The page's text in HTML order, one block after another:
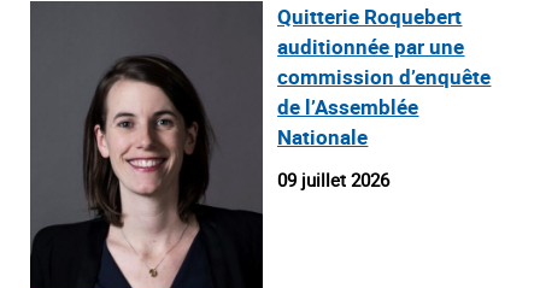
Quitterie Roquebert
auditionnée par une
commission d’enquête
de l’Assemblée
Nationale
09 juillet 2026